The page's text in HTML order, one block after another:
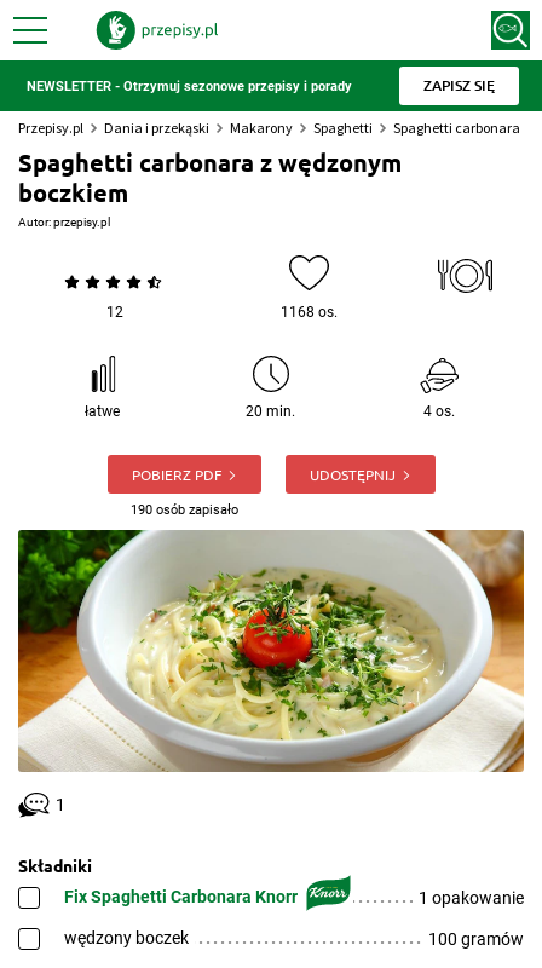
NEWSLETTER - Otrzymuj sezonowe przepisy i porady ZAPISZ SIĘ
Przepisy.pl Dania i przekąski Makarony Spaghetti Spaghetti carbonara
Spaghetti carbonara z wędzonym
boczkiem
Autor:przepisy.pl
12 1168 os.
łatwe 20 min. 4 os.
POBIERZ PDF
190 osób zapisało
UDOSTĘPNIJ
1
Składniki
Fix Spaghetti Carbonara Knorr 1 opakowanie
wędzony boczek 100 gramów